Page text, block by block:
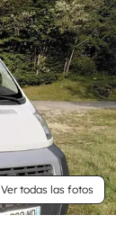
Ver todas las fotos